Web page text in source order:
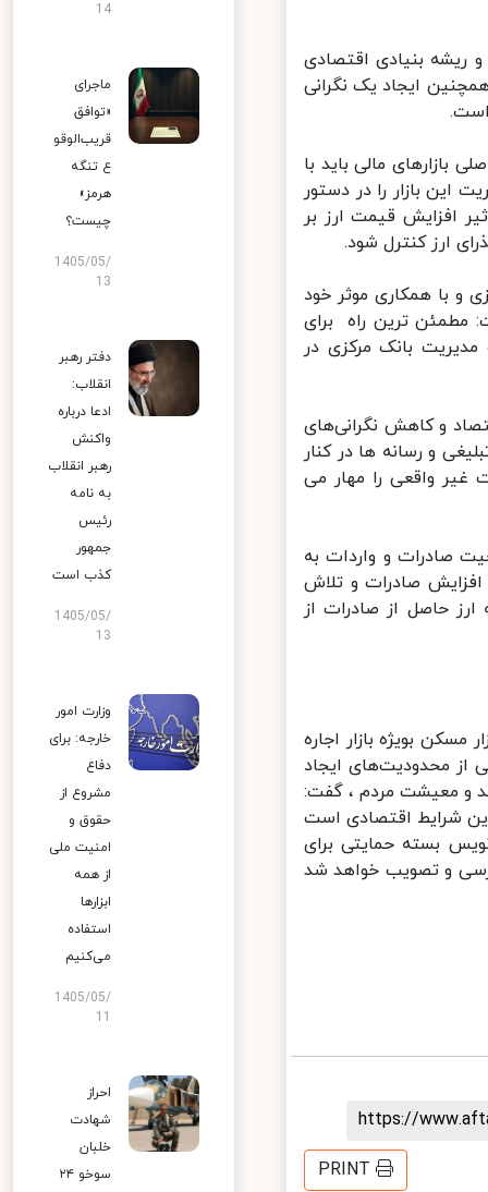
ریشه بنیادی اقتصادی
ایجاد یک نگرانی
مالی باید با
بازار را در دستور
افزایش قیمت ارز بر
ارز کنترل شود.
و با همکاری موثر خود
مطمئن ترین راه برای
بانک مرکزی در
و کاهش نگرانی‌های
و رسانه ها در کنار
واقعی را مهار می
صادرات و واردات به
صادرات و تلاش
حاصل از صادرات از
بویژه بازار اجاره
محدودیت‌های ایجاد
و معیشت مردم ، گفت:
شرایط اقتصادی است
بسته حمایتی برای
و تصویب خواهد شد
https://
PRINT
14
ماجرای
«توافق
قریب‌الوقو
ع تنگه
هرمز»
چیست؟
1405/05/
13
دفتر رهبر
انقلاب:
ادعا درباره
واکنش
رهبر انقلاب
به نامه
رئیس
جمهور
کذب است
1405/05/
13
وزارت امور
خارجه: برای
دفاع
مشروع از
حقوق و
امنیت ملی
از همه
ابزارها
استفاده
می‌کنیم
1405/05/
احراز
شهادت
خلبان
سوخو ۲۴